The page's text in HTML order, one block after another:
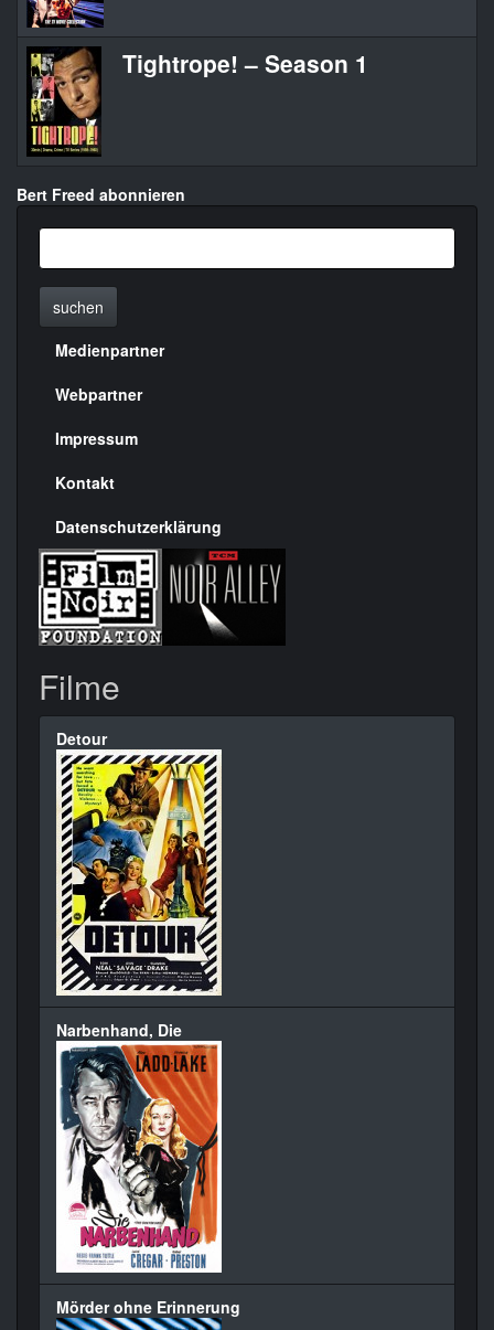
Tightrope! – Season 1
Bert Freed abonnieren
suchen
Menülinks
rechte
Seite
Medienpartner
Webpartner
Impressum
Kontakt
Datenschutzerklärung
Filme
Detour
Narbenhand, Die
Mörder ohne Erinnerung